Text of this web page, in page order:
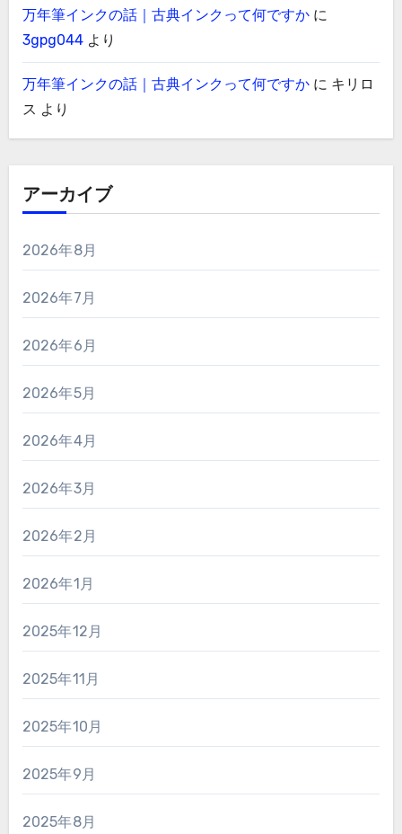
万年筆インクの話｜古典インクって何ですかに
3gpg044より
万年筆インクの話｜古典インクって何ですかに キリロ
ス より
アーカイブ
2026年8月
2026年7月
2026年6月
2026年5月
2026年4月
2026年3月
2026年2月
2026年1月
2025年12月
2025年11月
2025年10月
2025年9月
2025年8月